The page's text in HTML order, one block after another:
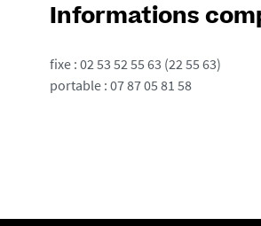
Informations
fixe : 02 53 52 55 63 (22 55 63)
portable : 07 87 05 81 58